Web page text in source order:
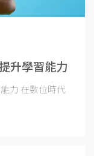
升學習能力
力 在數位時代